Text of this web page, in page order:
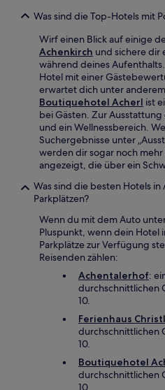
Was sind die Top-Hotels mit
Wirf einen Blick auf einige
Achenkirch und sichere dir
während deines Aufenthalts.
Hotel mit einer
erwartet dich unter
Boutiquehotel Acherl ist
bei Gästen. Zur
und ein Wellnessbereich.
Suchergebnisse unter
werden dir sogar noch
angezeigt, die über ein
Was sind die besten Hotels
Parkplätzen?
Wenn du mit dem Auto
Pluspunkt, wenn dein Hotel
Parkplätze zur Verfügung
Reisenden zählen:
Achentalerhof:
durchschnittlichen
10.
Ferienhaus
durchschnittlichen
10.
Boutiquehotel
durchschnittlichen
10.